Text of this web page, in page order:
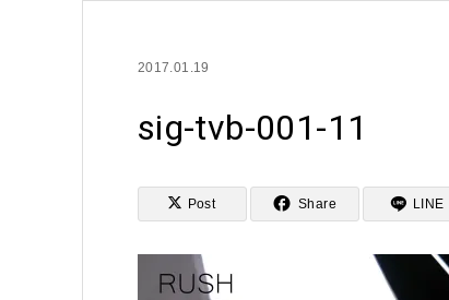
2017.01.19
sig-tvb-001-11
Post Share LINE